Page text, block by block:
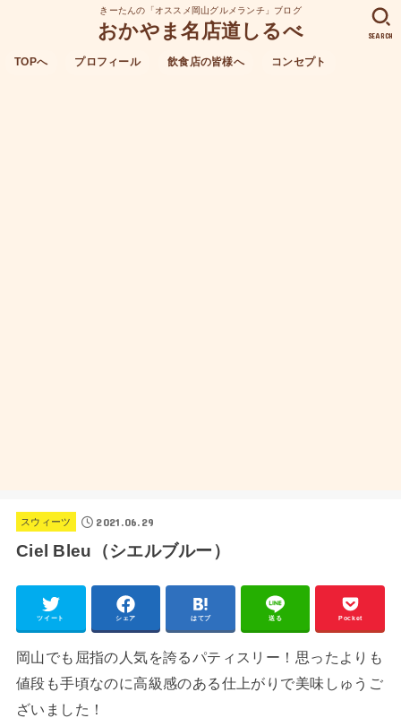
きーたんの「オススメ岡山グルメランチ」ブログ
おかやま名店道しるべ
TOPへ プロフィール 飲食店の皆様へ コンセプト
SEARCH
スウィーツ 2021.06.29
Ciel Bleu（シエルブルー）
ツイート シェア はてブ 送る Pocket
岡山でも屈指の人気を誇るパティスリー！思ったよりも
値段も手頃なのに高級感のある仕上がりで美味しゅうご
ざいました！